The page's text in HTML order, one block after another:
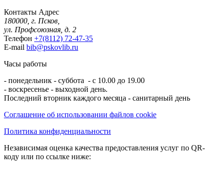
Контакты Адрес
180000, г. Псков,
ул. Профсоюзная, д. 2
Телефон +7(8112) 72-47-35
E-mail bib@pskovlib.ru
Часы работы
- понедельник - суббота - с 10.00 до 19.00
- воскресенье - выходной день.
Последний вторник каждого месяца - санитарный день
Соглашение об использовании файлов cookie
Политика конфиденциальности
Независимая оценка качества предоставления услуг по QR-
коду или по ссылке ниже: